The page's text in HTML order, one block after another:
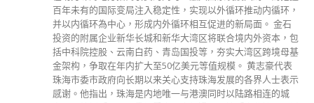
百年未有的国际变局注入稳定性，实现以外循环推动内循环，
并以内循环為中心，形成内外循环相互促进的新局面。 金石
投资的附属企业新华长城和新华大湾区将联合境内外资本，包
括中科院控股、云南白药、青岛国投等，夯实大湾区跨境母基
金架构，争取在年内扩大至50亿美元等值规模。 黄志豪代表
珠海市委市政府向长期以来关心支持珠海发展的各界人士表示
感谢。他指出，珠海是内地唯一与港澳同时以陆路相连的城